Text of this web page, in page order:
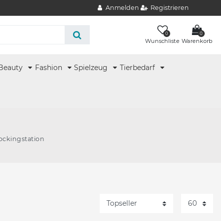
Anmelden Registrieren
0
Wunschliste
0
Warenkorb
Fashion Spielzeug Tierbedarf